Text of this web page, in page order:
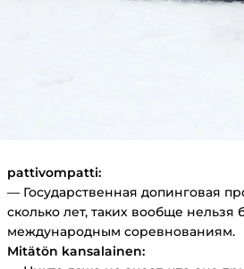
pattivompatti:
— Государственная допинговая
сколько лет, таких вообще нельзя
международным соревнованиям.
Mitätön kansalainen: